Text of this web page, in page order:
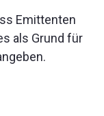
Emittenten
als Grund für